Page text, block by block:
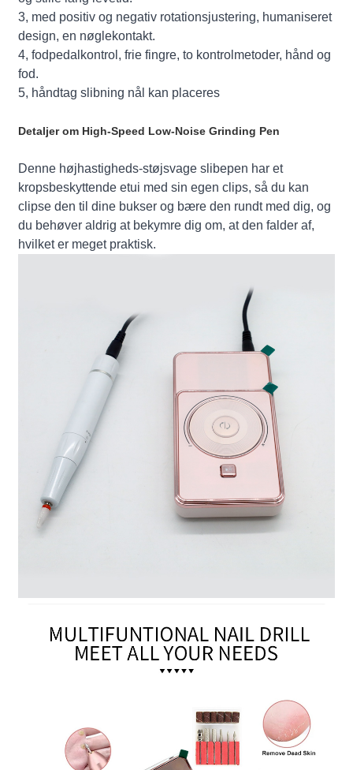
3, med positiv og negativ rotationsjustering, humaniseret
design, en nøglekontakt.
4, fodpedalkontrol, frie fingre, to kontrolmetoder, hånd og
fod.
5, håndtag slibning nål kan placeres
Detaljer om High-Speed ​​Low-Noise Grinding Pen
Denne højhastigheds-støjsvage slibepen har et
kropsbeskyttende etui med sin egen clips, så du kan
clipse den til dine bukser og bære den rundt med dig, og
du behøver aldrig at bekymre dig om, at den falder af,
hvilket er meget praktisk.